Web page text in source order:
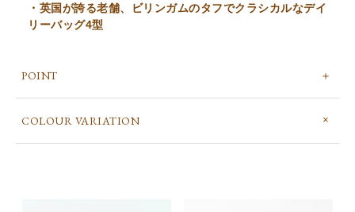
・英国が誇る老舗、ビリンガムのタフでクラシカルなデイ
リーバッグ4型
POINT
COLOUR VARIATION